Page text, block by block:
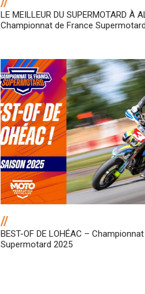
LE MEILLEUR DU SUPERMOTARD À
Championnat de France
//
BEST-OF DE LOHÉAC –
Supermotard 2025